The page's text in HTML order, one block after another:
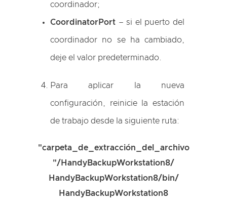
coordinador;
CoordinatorPort – si el puerto del
coordinador no se ha cambiado,
deje el valor predeterminado.
Para aplicar la nueva
configuración, reinicie la estación
de trabajo desde la siguiente ruta:
"carpeta_de_extracción_del_archivo
"/HandyBackupWorkstation8/
HandyBackupWorkstation8/bin/
HandyBackupWorkstation8